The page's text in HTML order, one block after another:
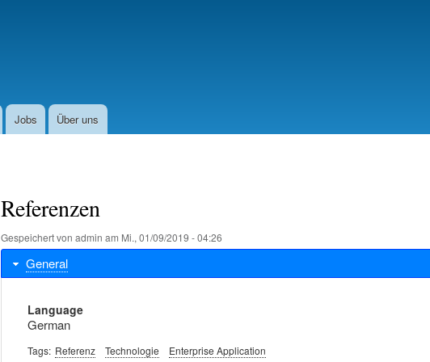
Jobs Über uns
Referenzen
Gespeichert von admin am Mi., 01/09/2019 - 04:26
General
Language
German
Tags Referenz Technologie Enterprise Application